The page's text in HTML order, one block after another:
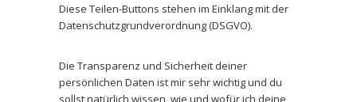
Diese Teilen-Buttons stehen im Einklang mit der
Datenschutzgrundverordnung (DSGVO).
Die Transparenz und Sicherheit deiner
persönlichen Daten ist mir sehr wichtig und du
sollst natürlich wissen, wie und wofür ich deine